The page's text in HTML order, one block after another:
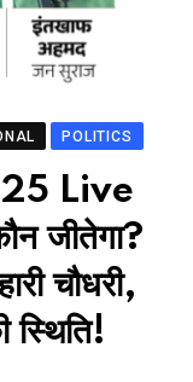
POLITICS
Live
जीतेगा?
चौधरी,